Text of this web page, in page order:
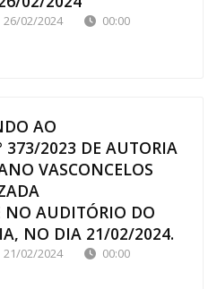
26/02/2024
00:00
AO
373/2023 DE AUTORIA
VASCONCELOS
NO AUDITÓRIO DO
NO DIA 21/02/2024.
21/02/2024
00:00